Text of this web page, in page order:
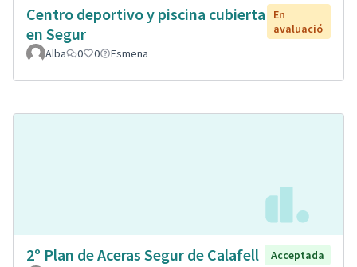
Centro deportivo y piscina cubierta
en Segur
En
avaluació
Alba
0 0 Esmena
2º Plan de Aceras Segur de Calafell
Acceptada